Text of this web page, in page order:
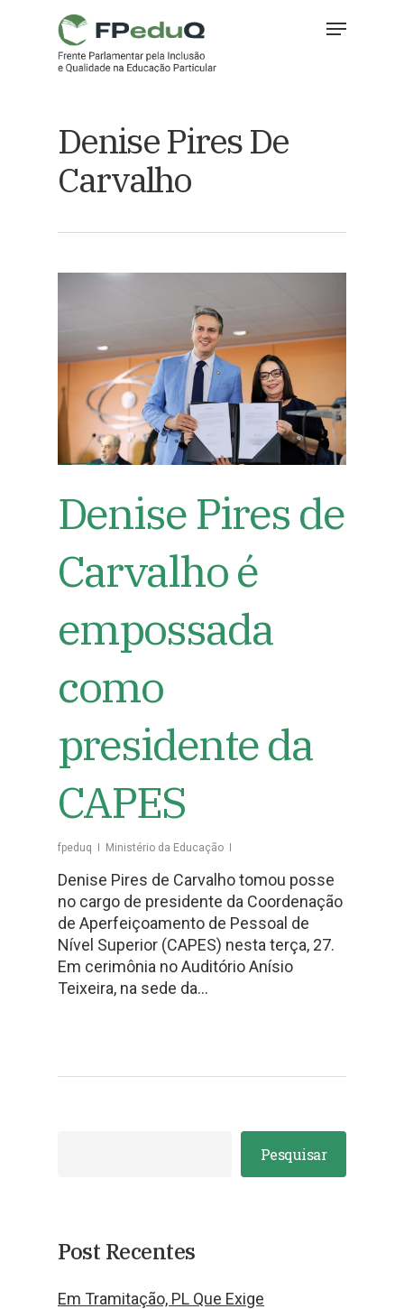
Menu
Denise Pires De
Carvalho
Denise Pires de
Carvalho é
empossada
como
presidente da
CAPES
fpeduq Ministério da Educação
Denise Pires de Carvalho tomou posse
no cargo de presidente da Coordenação
de Aperfeiçoamento de Pessoal de
Nível Superior (CAPES) nesta terça, 27.
Em cerimônia no Auditório Anísio
Teixeira, na sede da…
Pesquisar
Post Recentes
Em Tramitação, PL Que Exige